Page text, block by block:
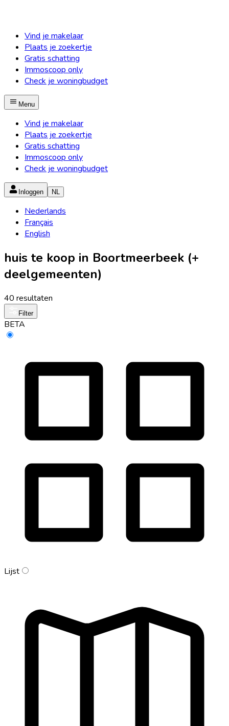
Vind je makelaar
Plaats je zoekertje
Gratis schatting
Immoscoop only
Check je woningbudget
Menu
Vind je makelaar
Plaats je zoekertje
Gratis schatting
Immoscoop only
Check je woningbudget
Inloggen NL
Nederlands
Français
English
huis te koop in Boortmeerbeek (+
deelgemeenten)
40 resultaten
Filter
BETA
Lijst